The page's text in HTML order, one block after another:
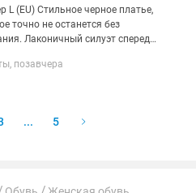
черное платье,
точно не останется без
Лаконичный силуэт спереди
переплетениями тонких
позавчера
... 5